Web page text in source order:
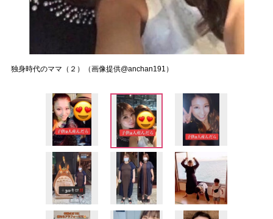
独身時代のママ（２）（画像提供@anchan191）